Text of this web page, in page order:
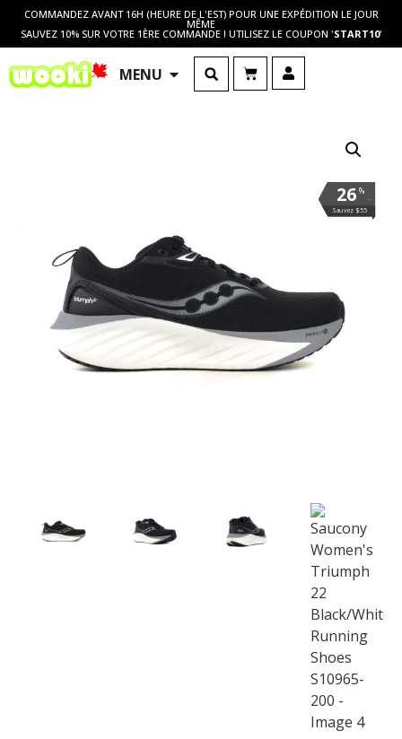
COMMANDEZ AVANT 16H (HEURE DE L'EST) POUR UNE EXPÉDITION LE JOUR
MÊME
SAUVEZ 10% SUR VOTRE 1ÈRE COMMANDE ! UTILISEZ LE COUPON 'START10'
MENU
%
.
26
Sauvez $55